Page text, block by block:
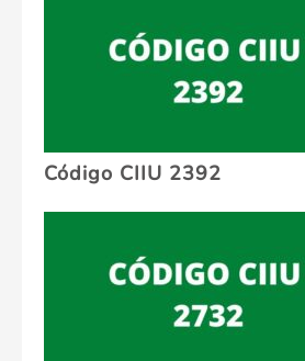
Código CIIU 2392